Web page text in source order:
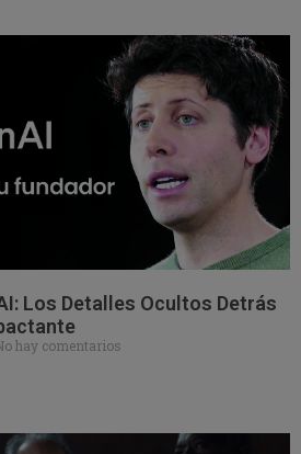
Los Detalles Ocultos Detrás
hay comentarios